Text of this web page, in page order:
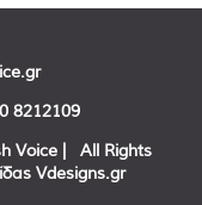
8212109
Voice | All Rights
Vdesigns.gr